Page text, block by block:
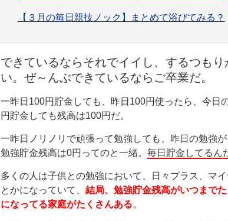
【３月の毎日親技ノック】まとめて浴びてみる？
できているならそれでイイし、するつも
い。ぜ～んぶできているならご卒業だ。
一昨日100円貯金しても、昨日100円使ったら、今日
円貯金しても残高は100円だ。
一昨日ノリノリで頑張って勉強しても、昨日の勉強
勉強貯金残高は0円ってのと一緒。 毎日貯金してるん
多くの人は子供との勉強において、日々プラス、マ
とかになっていて、 結局、勉強貯金残高がいつまで
になってる家庭がたくさんある。